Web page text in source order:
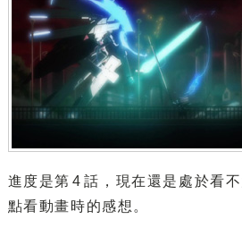
進度是第 4 話，現在還是處於看
點看動畫時的感想。